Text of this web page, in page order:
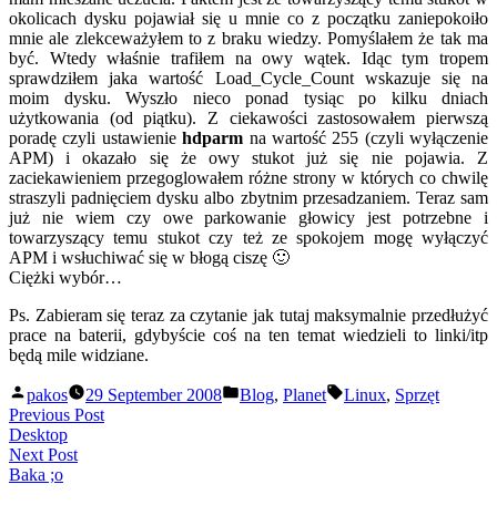
okolicach dysku pojawiał się u mnie co z początku zaniepokoiło
mnie ale zlekceważyłem to z braku wiedzy. Pomyślałem że tak ma
być. Wtedy właśnie trafiłem na owy wątek. Idąc tym tropem
sprawdziłem jaka wartość Load_Cycle_Count wskazuje się na
moim dysku. Wyszło nieco ponad tysiąc po kilku dniach
użytkowania (od piątku). Z ciekawości zastosowałem pierwszą
poradę czyli ustawieniehdparm na wartość 255 (czyli wyłączenie
APM) i okazało się że owy stukot już się nie pojawia. Z
zaciekawieniem przegoglowałem różne strony w których co chwilę
straszyli padnięciem dysku albo zbytnim przesadzaniem. Teraz sam
już nie wiem czy owe parkowanie głowicy jest potrzebne i
towarzyszący temu stukot czy też ze spokojem mogę wyłączyć
APM i wsłuchiwać się w błogą ciszę 🙂
Ciężki wybór…
Ps. Zabieram się teraz za czytanie jak tutaj maksymalnie przedłużyć
prace na baterii, gdybyście coś na ten temat wiedzieli to linki/itp
będą mile widziane.
Posted
by
pakos 29 September 2008
Posted
Blog, Planet Tags:
Linux, Sprzęt
Post
navigation
Previous PostPrevious
Desktop
Next PostNext
Baka ;o